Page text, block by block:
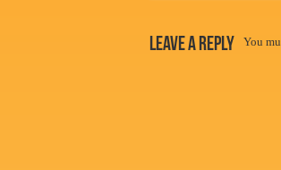
Leave a Reply You